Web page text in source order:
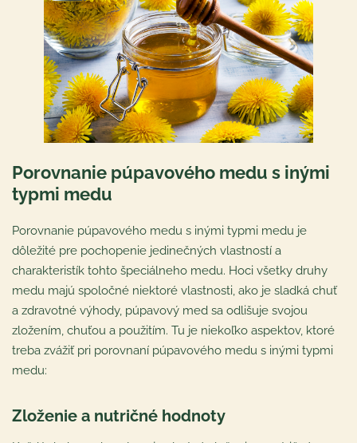
Porovnanie púpavového medu s inými
typmi medu
Porovnanie púpavového medu s inými typmi medu je
dôležité pre pochopenie jedinečných vlastností a
charakteristík tohto špeciálneho medu. Hoci všetky druhy
medu majú spoločné niektoré vlastnosti, ako je sladká chuť
a zdravotné výhody, púpavový med sa odlišuje svojou
zložením, chuťou a použitím. Tu je niekoľko aspektov, ktoré
treba zvážiť pri porovnaní púpavového medu s inými typmi
medu:
Zloženie a nutričné hodnoty